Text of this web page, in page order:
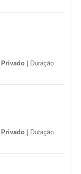
Privado | Duração
Privado | Duração